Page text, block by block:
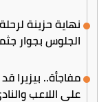
نهاية حزينة
الجلوس بجوار
مفاجأة.. بيزيرا
على اللاعب